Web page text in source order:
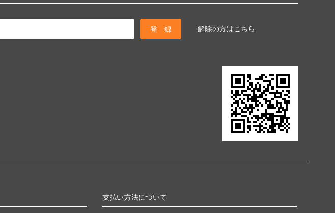
解除の方はこちら
支払い方法について